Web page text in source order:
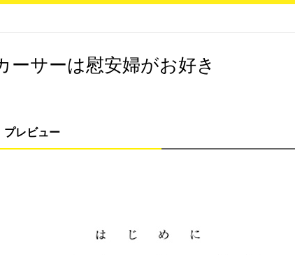
サーは慰安婦がお好き
プレビュー